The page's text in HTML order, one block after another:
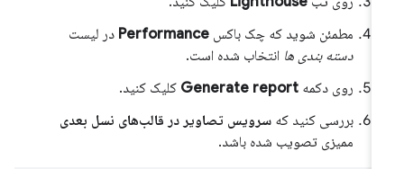
مطمئن شوید که چک باکسPerformanceدر لیست
دسته بندی هاانتخاب شده است.
روی دکمهGenerate reportکلیک کنید.
بررسی کنید که سرویس تصاویر در قالب‌های نسل بعدی
ممیزی تصویب شده باشد.